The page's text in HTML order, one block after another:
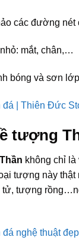
các đường
mắt, chân,…
bóng và sơn
tượng
không chỉ
tượng này
tượng